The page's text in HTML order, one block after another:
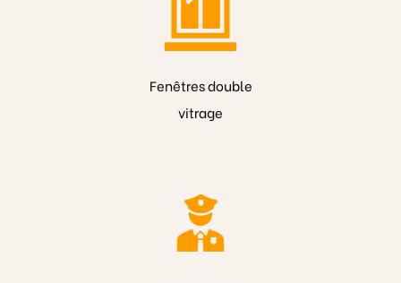
Fenêtres double
vitrage